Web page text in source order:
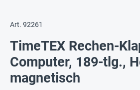
Art. 92261
TimeTEX Rechen-
Computer, 189-tlg.,
magnetisch